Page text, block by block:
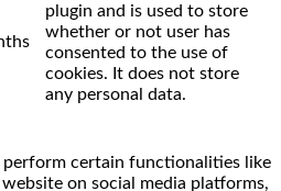
plugin and is used to store
whether or not user has
consented to the use of
cookies. It does not store
any personal data.
perform certain functionalities like
on social media platforms,